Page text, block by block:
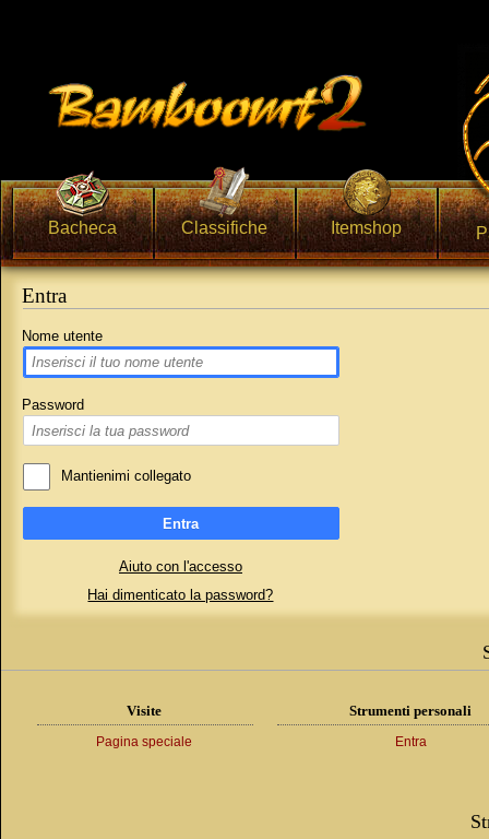
Bacheca Classifiche Itemshop
Entra
Nome utente
Password
Mantienimi collegato
Entra
Aiuto con l'accesso
Hai dimenticato la password?
Visite
Pagina speciale
Strumenti personali
Entra